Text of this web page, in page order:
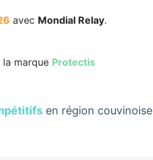
avec Mondial Relay.
marque Protectis
en région couvinoise